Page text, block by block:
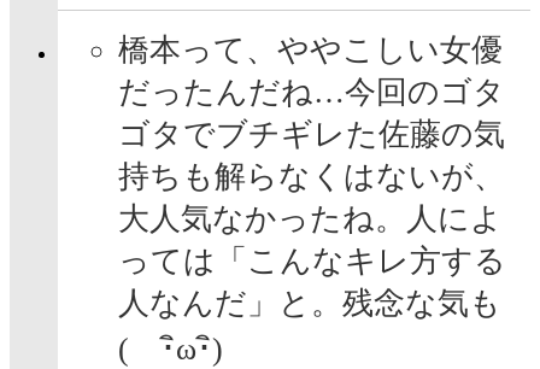
橋本って、ややこしい女優
だったんだね…今回のゴタ
ゴタでブチギレた佐藤の気
持ちも解らなくはないが、
大人気なかったね。人によ
っては「こんなキレ方する
人なんだ」と。残念な気も
( ･ิω･ิ)